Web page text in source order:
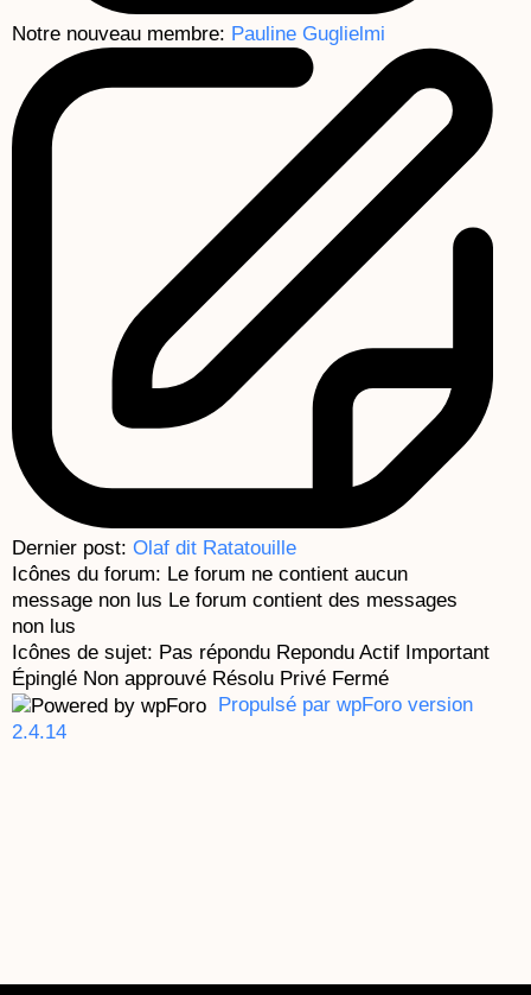
Notre nouveau membre: Pauline Guglielmi
Dernier post: Olaf dit Ratatouille
Icônes du forum: Le forum ne contient aucun
message non lus Le forum contient des messages
non lus
Icônes de sujet: Pas répondu Repondu Actif Important
Épinglé Non approuvé Résolu Privé Fermé
Propulsé par wpForo version
2.4.14